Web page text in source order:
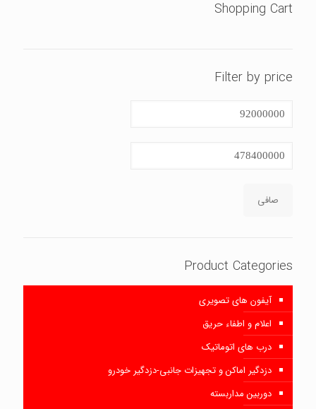
Shopping Cart
Filter by price
قیمت
قيمت
صافی
Product Categories
آیفون های تصویری
اعلام و اطفاء حریق
درب های اتوماتیک
دزدگیر اماکن و تجهیزات جانبی-دزدگیر خودرو
دوربین مداربسته